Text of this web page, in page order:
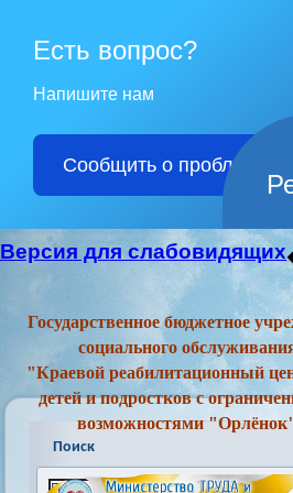
Есть вопрос?
Напишите нам
Сообщить о проблеме
Версия для слабовидящих
Государственное бюджетное
социального
"Краевой реабилитационный
детей и подростков с
возможностями
Поиск